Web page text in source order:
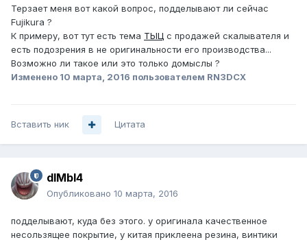
Терзает меня вот какой вопрос, подделывают ли сейчас
Fujikura ?
К примеру, вот тут есть тема ТЫЦ с продажей скалывателя и
есть подозрения в не оригинальности его производства...
Возможно ли такое или это только домыслы ?
Изменено 10 марта, 2016 пользователем RN3DCX
Вставить ник Цитата
dIMbI4
Опубликовано 10 марта, 2016
подделывают, куда без этого. у оригинала качественное
несользящее покрытие, у китая приклеена резина, винтики